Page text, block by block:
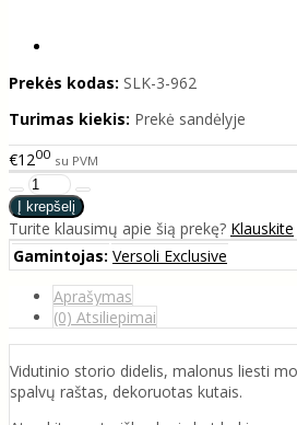
Prekės kodas: SLK-3-962
Turimas kiekis: Prekė sandėlyje
€1200 su PVM
Turite klausimų apie šią prekę? Klauskite
Gamintojas: Versoli Exclusive
Aprašymas
(0) Atsiliepimai
Vidutinio storio didelis, malonus liesti
spalvų raštas, dekoruotas kutais.